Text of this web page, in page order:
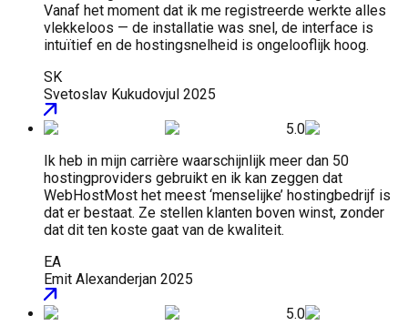
Vanaf het moment dat ik me registreerde werkte alles
vlekkeloos — de installatie was snel, de interface is
intuïtief en de hostingsnelheid is ongelooflijk hoog.
SK
Svetoslav Kukudovjul 2025
5.0
Ik heb in mijn carrière waarschijnlijk meer dan 50
hostingproviders gebruikt en ik kan zeggen dat
WebHostMost het meest ‘menselijke’ hostingbedrijf is
dat er bestaat. Ze stellen klanten boven winst, zonder
dat dit ten koste gaat van de kwaliteit.
EA
Emit Alexanderjan 2025
5.0